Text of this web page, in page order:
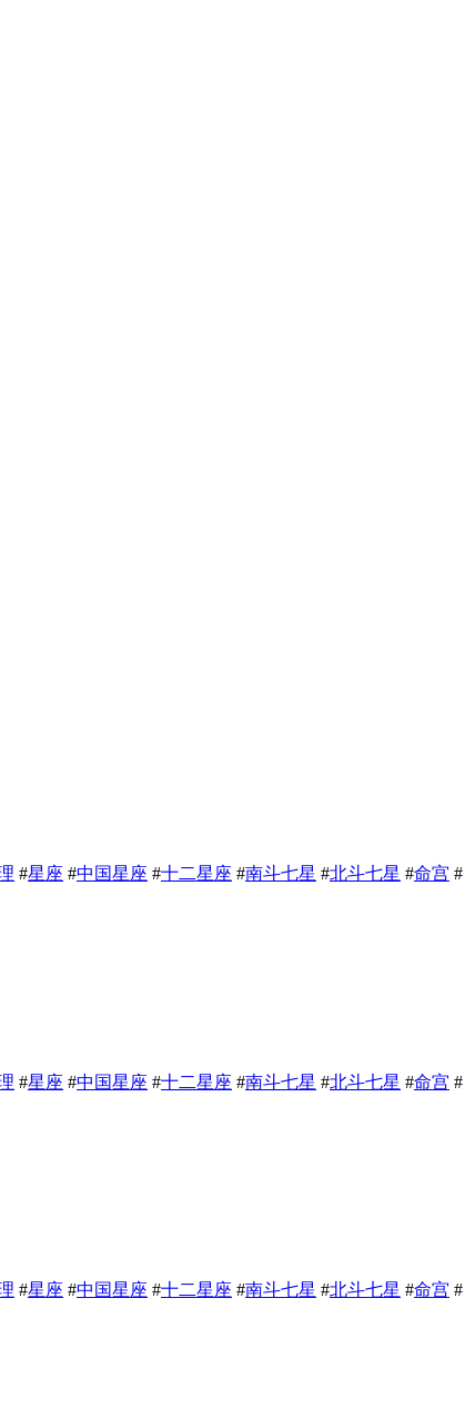
#星座 #中国星座 #十二星座 #南斗七星 #北斗七星 #命宫 #
#星座 #中国星座 #十二星座 #南斗七星 #北斗七星 #命宫 #
#星座 #中国星座 #十二星座 #南斗七星 #北斗七星 #命宫 #